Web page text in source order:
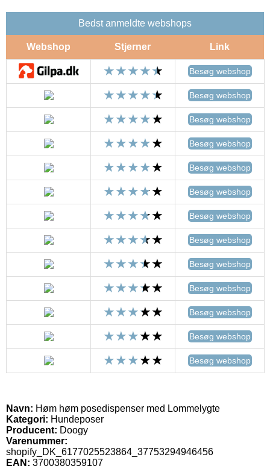
Bedst anmeldte webshops
Webshop Stjerner Link
Besøg webshop
Besøg webshop
Besøg webshop
Besøg webshop
Besøg webshop
Besøg webshop
Besøg webshop
Besøg webshop
Besøg webshop
Besøg webshop
Besøg webshop
Besøg webshop
Besøg webshop
Navn: Høm høm posedispenser med Lommelygte
Kategori: Hundeposer
Producent: Doogy
Varenummer:
shopify_DK_6177025523864_37753294946456
EAN: 3700380359107